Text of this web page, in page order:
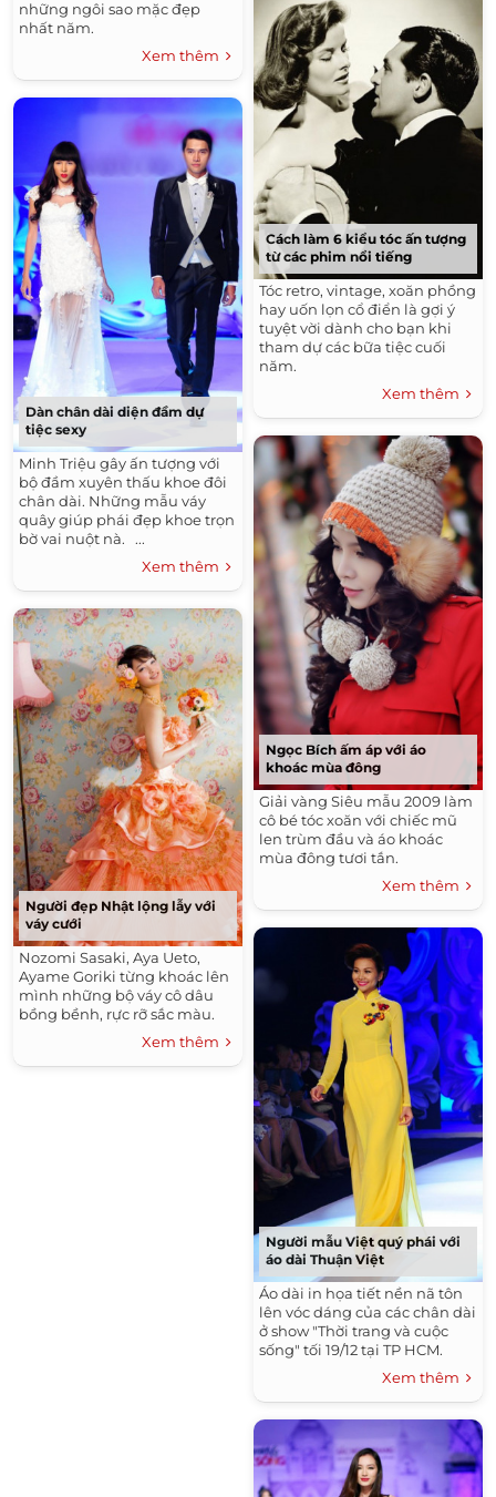
những ngôi sao mặc đẹp
nhất năm.
Xem thêm
Dàn chân dài diện đầm dự
tiệc sexy
Minh Triệu gây ấn tượng với
bộ đầm xuyên thấu khoe đôi
chân dài. Những mẫu váy
quây giúp phái đẹp khoe trọn
bờ vai nuột nà. ...
Xem thêm
Người đẹp Nhật lộng lẫy với
váy cưới
Nozomi Sasaki, Aya Ueto,
Ayame Goriki từng khoác lên
mình những bộ váy cô dâu
bồng bềnh, rực rỡ sắc màu.
Xem thêm
Cách làm 6 kiểu tóc ấn tượng
từ các phim nổi tiếng
Tóc retro, vintage, xoăn phồng
hay uốn lọn cổ điển là gợi ý
tuyệt vời dành cho bạn khi
tham dự các bữa tiệc cuối
năm.
Xem thêm
Ngọc Bích ấm áp với áo
khoác mùa đông
Giải vàng Siêu mẫu 2009 làm
cô bé tóc xoăn với chiếc mũ
len trùm đầu và áo khoác
mùa đông tươi tắn.
Xem thêm
Người mẫu Việt quý phái với
áo dài Thuận Việt
Áo dài in họa tiết nền nã tôn
lên vóc dáng của các chân dài
ở show "Thời trang và cuộc
sống" tối 19/12 tại TP HCM.
Xem thêm